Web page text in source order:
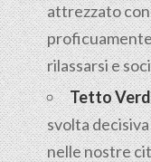
attrezzato
rilassarsi e
Tetto
svolta
nelle nostre